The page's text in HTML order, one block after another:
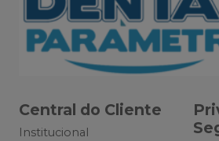
Central do Cliente
Institucional